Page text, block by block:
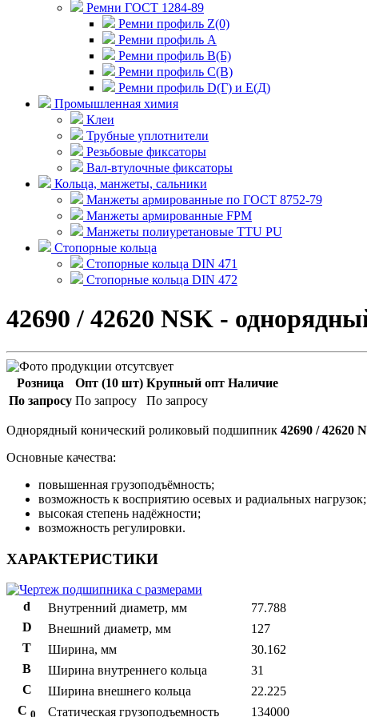
Ремни ГОСТ 1284-89
Ремни профиль Z(0)
Ремни профиль А
Ремни профиль В(Б)
Ремни профиль С(В)
Ремни профиль D(Г) и E(Д)
Промышленная химия
Клеи
Трубные уплотнители
Резьбовые фиксаторы
Вал-втулочные фиксаторы
Кольца, манжеты, сальники
Манжеты армированные по ГОСТ 8752-79
Манжеты армированные FPM
Манжеты полиуретановые TTU PU
Стопорные кольца
Стопорные кольца DIN 471
Стопорные кольца DIN 472
42690 / 42620 NSK -
Розница Опт (10 шт) Крупный опт Наличие
По запросу По запросу По запросу
Однорядный конический роликовый подшипник 42690 / 42620
Основные качества:
повышенная грузоподъёмность;
возможность к восприятию осевых и радиальных нагрузок;
высокая степень надёжности;
возможность регулировки.
ХАРАКТЕРИСТИКИ
d Внутренний диаметр, мм
77.788
D
Внешний диаметр, мм
127
T
Ширина, мм
30.162
B
Ширина внутреннего кольца
31
С
Ширина внешнего кольца
22.225
С 0 Статическая грузоподъемность 134000